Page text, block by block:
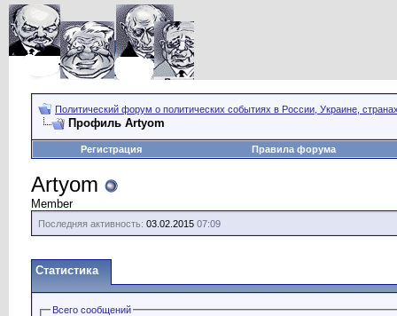
Политический форум о политических событиях в России, Украине,
Профиль Artyom
Регистрация Правила форума
Artyom
Member
Последняя активность: 03.02.2015 07:09
Статистика
Всего сообщений